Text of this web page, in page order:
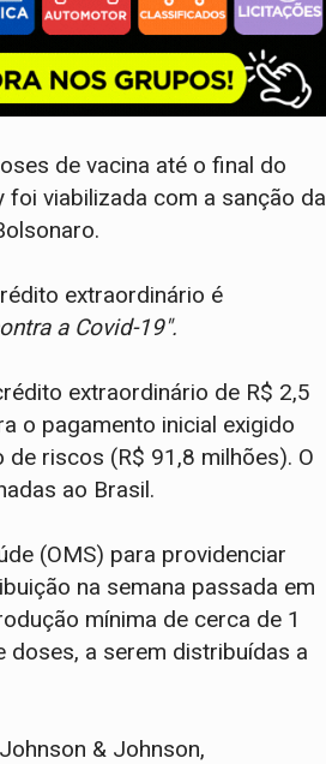
de vacina até o final do
viabilizada com a sanção da
extraordinário é
a Covid-19".
extraordinário de R$ 2,5
o pagamento inicial exigido
riscos (R$ 91,8 milhões). O
ao Brasil.
(OMS) para providenciar
na semana passada em
mínima de cerca de 1
doses, a serem distribuídas a
& Johnson,